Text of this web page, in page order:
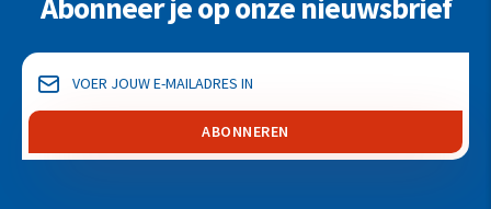
Abonneer je op onze nieuwsbrief
ABONNEREN